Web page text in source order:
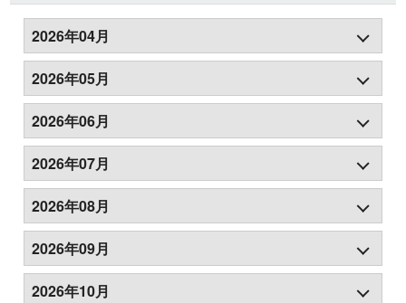
2026年04月
2026年05月
2026年06月
2026年07月
2026年08月
2026年09月
2026年10月